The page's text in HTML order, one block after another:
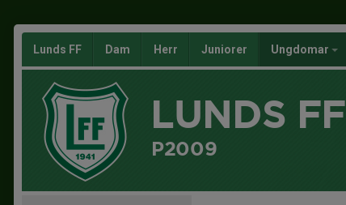
Lunds FF Dam Herr Juniorer Ungdomar
LUNDS FF
P2009